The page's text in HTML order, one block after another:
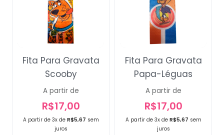
A partir de 3x de R$5,67 sem
juros
Fita Para Gravata
Scooby
A partir de
R$17,00
A partir de 3x de R$5,67 sem
juros
Fita Para Gravata
Papa-Léguas
A partir de
R$17,00